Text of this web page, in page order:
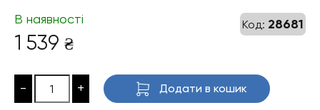
Код: 28681
В наявності
1 539 ₴
- + Додати в кошик